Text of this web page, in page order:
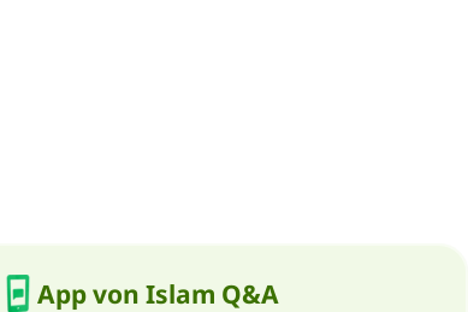
App von Islam Q&A